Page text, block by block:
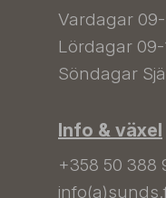
Vardagar 09-
Lördagar 09-
Söndagar
Info & växel
+358 50 388